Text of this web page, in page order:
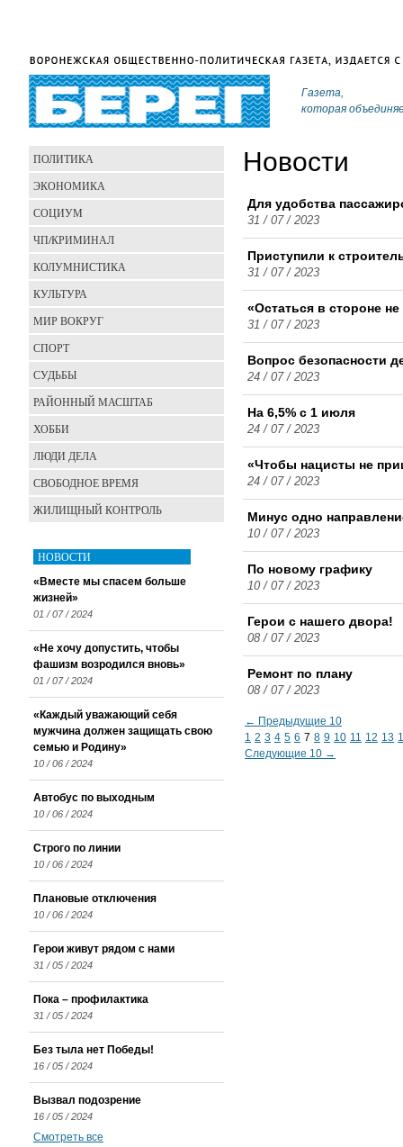
Газета,
которая
Новости
Для удобства
31 / 07 / 2023
Приступили к
31 / 07 / 2023
«Остаться в стороне
31 / 07 / 2023
Вопрос безопасности
24 / 07 / 2023
На 6,5% с 1 июля
24 / 07 / 2023
«Чтобы нацисты не
24 / 07 / 2023
Минус одно
10 / 07 / 2023
По новому графику
10 / 07 / 2023
Герои с нашего двора!
08 / 07 / 2023
Ремонт по плану
08 / 07 / 2023
← Предыдущие 10
1 2 3 4 5 6 7 8 9 10 11 12 13
Следующие 10 →
ПОЛИТИКА
ЭКОНОМИКА
СОЦИУМ
ЧП/КРИМИНАЛ
КОЛУМНИСТИКА
КУЛЬТУРА
МИР ВОКРУГ
СПОРТ
СУДЬБЫ
РАЙОННЫЙ МАСШТАБ
ХОББИ
ЛЮДИ ДЕЛА
СВОБОДНОЕ ВРЕМЯ
ЖИЛИЩНЫЙ КОНТРОЛЬ
НОВОСТИ
«Вместе мы спасем больше
жизней»
01 / 07 / 2024
«Не хочу допустить, чтобы
фашизм возродился вновь»
01 / 07 / 2024
«Каждый уважающий себя
мужчина должен защищать свою
семью и Родину»
10 / 06 / 2024
Автобус по выходным
10 / 06 / 2024
Строго по линии
10 / 06 / 2024
Плановые отключения
10 / 06 / 2024
Герои живут рядом с нами
31 / 05 / 2024
Пока – профилактика
31 / 05 / 2024
Без тыла нет Победы!
16 / 05 / 2024
Вызвал подозрение
16 / 05 / 2024
Смотреть все